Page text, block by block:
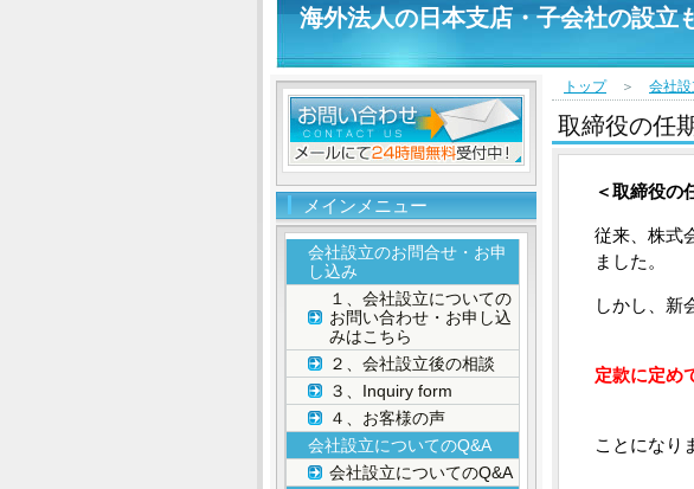
海外法人の日本支店・子会社の設立
トップ＞ 会社
取締役の任
＜取締役の
従来、株式
ました。
しかし、新
定款に定め
ことになり
メインメニュー
会社設立のお問合せ・お申
し込み
１、会社設立についての
お問い合わせ・お申し込
みはこちら
２、会社設立後の相談
３、Inquiry form
４、お客様の声
会社設立についてのQ&A
会社設立についてのQ&A